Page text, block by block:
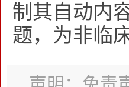
制其自动内
题，为非临